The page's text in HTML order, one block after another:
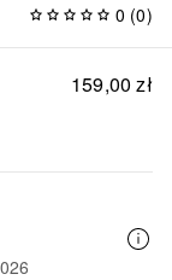
0 (0)
159,00 zł